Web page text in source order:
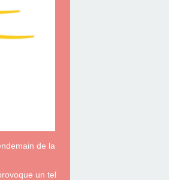
de la
un tel